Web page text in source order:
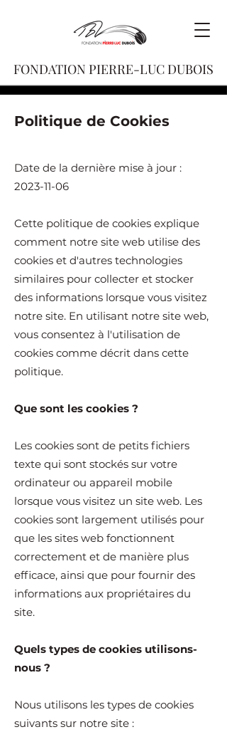
FONDATION PIERRE-LUC DUBOIS
Politique de Cookies
Date de la dernière mise à jour :
2023-11-06
Cette politique de cookies explique
comment notre site web utilise des
cookies et d'autres technologies
similaires pour collecter et stocker
des informations lorsque vous visitez
notre site. En utilisant notre site web,
vous consentez à l'utilisation de
cookies comme décrit dans cette
politique.
Que sont les cookies ?
Les cookies sont de petits fichiers
texte qui sont stockés sur votre
ordinateur ou appareil mobile
lorsque vous visitez un site web. Les
cookies sont largement utilisés pour
que les sites web fonctionnent
correctement et de manière plus
efficace, ainsi que pour fournir des
informations aux propriétaires du
site.
Quels types de cookies utilisons-
nous ?
Nous utilisons les types de cookies
suivants sur notre site :